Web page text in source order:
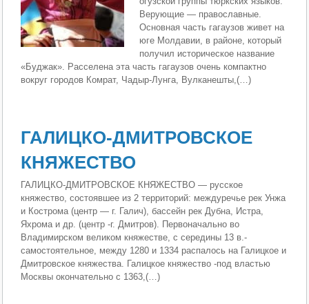
Верующие — православные.
Основная часть гагаузов живет на
юге Молдавии, в районе, который
получил историческое название
«Буджак». Расселена эта часть гагаузов очень компактно
вокруг городов Комрат, Чадыр-Лунга, Вулканешты,(…)
ГАЛИЦКО-ДМИТРОВСКОЕ
КНЯЖЕСТВО
ГАЛИЦКО-ДМИТРОВСКОЕ КНЯЖЕСТВО — русское
княжество, состоявшее из 2 территорий: междуречье рек Унжа
и Кострома (центр — г. Галич), бассейн рек Дубна, Истра,
Яхрома и др. (центр -г. Дмитров). Первоначально во
Владимирском великом княжестве, с середины 13 в.-
самостоятельное, между 1280 и 1334 распалось на Галицкое и
Дмитровское княжества. Галицкое княжество -под властью
Москвы окончательно с 1363,(…)